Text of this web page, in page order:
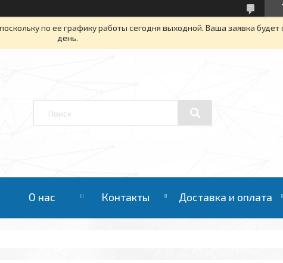
по ее графику работы сегодня выходной. Ваша заявка
день.
О нас Контакты Доставка и оплата